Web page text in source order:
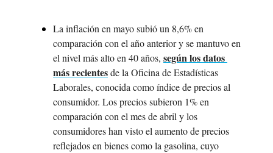
La inflación en mayo subió un 8,6% en
comparación con el año anterior y se mantuvo en
el nivel más alto en 40 años, según los datos
más recientes de la Oficina de Estadísticas
Laborales, conocida como índice de precios al
consumidor. Los precios subieron 1% en
comparación con el mes de abril y los
consumidores han visto el aumento de precios
reflejados en bienes como la gasolina, cuyo